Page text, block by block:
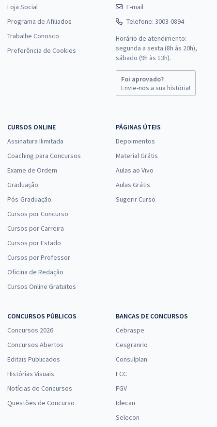
Loja Social
Programa de Afiliados
Trabalhe Conosco
Preferência de Cookies
E-mail
Telefone: 3003-0894
Horário de atendimento:
segunda a sexta (8h às 20h),
sábado (9h às 13h).
Foi aprovado?
Envie-nos a sua história!
CURSOS ONLINE
Assinatura Ilimitada
Coaching para Concursos
Exame de Ordem
Graduação
Pós-Graduação
Cursos por Concurso
Cursos por Carreira
Cursos por Estado
Cursos por Professor
Oficina de Redação
Cursos Online Gratuitos
PÁGINAS ÚTEIS
Depoimentos
Material Grátis
Aulas ao Vivo
Aulas Grátis
Sugerir Curso
CONCURSOS PÚBLICOS
Concursos 2026
Concursos Abertos
Editais Publicados
Histórias Visuais
Notícias de Concursos
Questões de Concurso
BANCAS DE CONCURSOS
Cebraspe
Cesgranrio
Consulplan
FCC
FGV
Idecan
Selecon